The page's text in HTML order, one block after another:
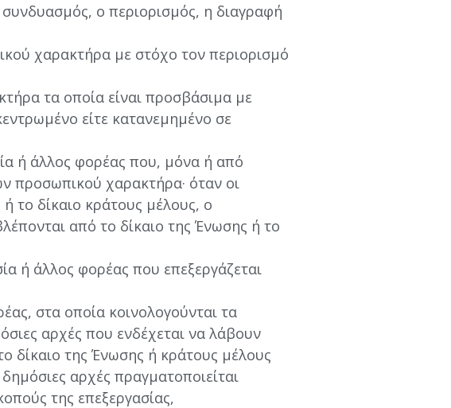
ο περιορισμός, η διαγραφή
χαρακτήρα με στόχο τον περιορισμό
τα οποία είναι προσβάσιμα με
είτε κατανεμημένο σε
ή άλλος φορέας που, μόνα ή από
προσωπικού χαρακτήρα· όταν οι
το δίκαιο κράτους μέλους, ο
από το δίκαιο της Ένωσης ή το
ή άλλος φορέας που επεξεργάζεται
στα οποία κοινολογούνται τα
αρχές που ενδέχεται να λάβουν
δίκαιο της Ένωσης ή κράτους μέλους
αρχές πραγματοποιείται
της επεξεργασίας,